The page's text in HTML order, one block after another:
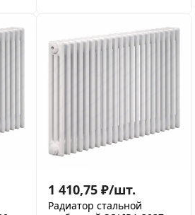
1 410,75 ₽/шт.
Радиатор стальной